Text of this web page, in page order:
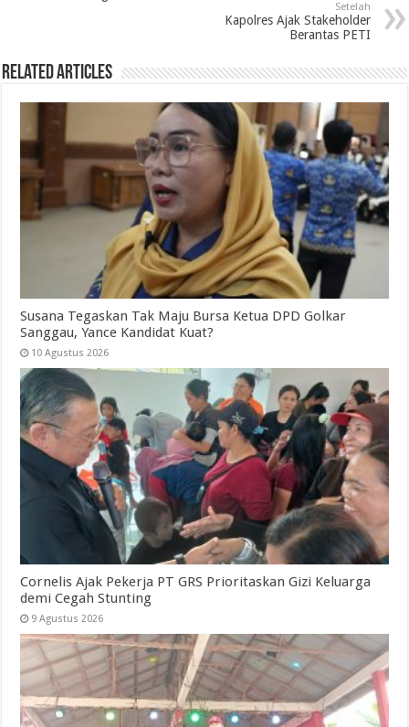
Setelah
Kapolres Ajak Stakeholder
Berantas PETI
Related Articles
Susana Tegaskan Tak Maju Bursa Ketua DPD Golkar
Sanggau, Yance Kandidat Kuat?
10 Agustus 2026
Cornelis Ajak Pekerja PT GRS Prioritaskan Gizi Keluarga
demi Cegah Stunting
9 Agustus 2026